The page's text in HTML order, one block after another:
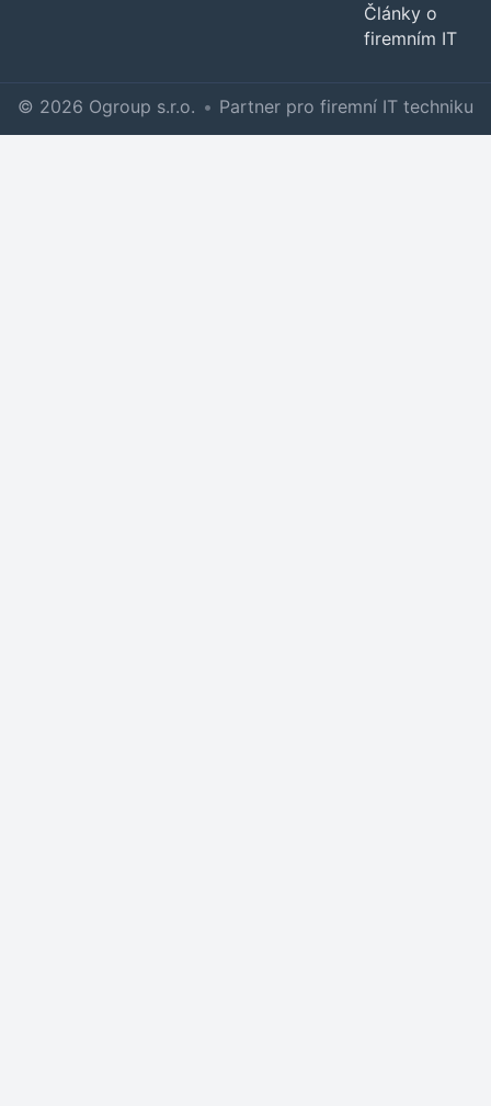
Články o
firemním IT
© 2026 Ogroup s.r.o. • Partner pro firemní IT techniku